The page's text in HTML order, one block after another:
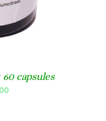
capsules